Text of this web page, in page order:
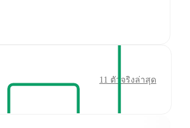
11 ตัวจริงล่าสุด